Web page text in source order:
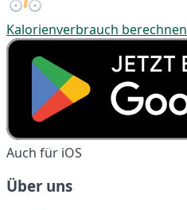
Kalorienverbrauch berechnen
Auch für iOS
Über uns